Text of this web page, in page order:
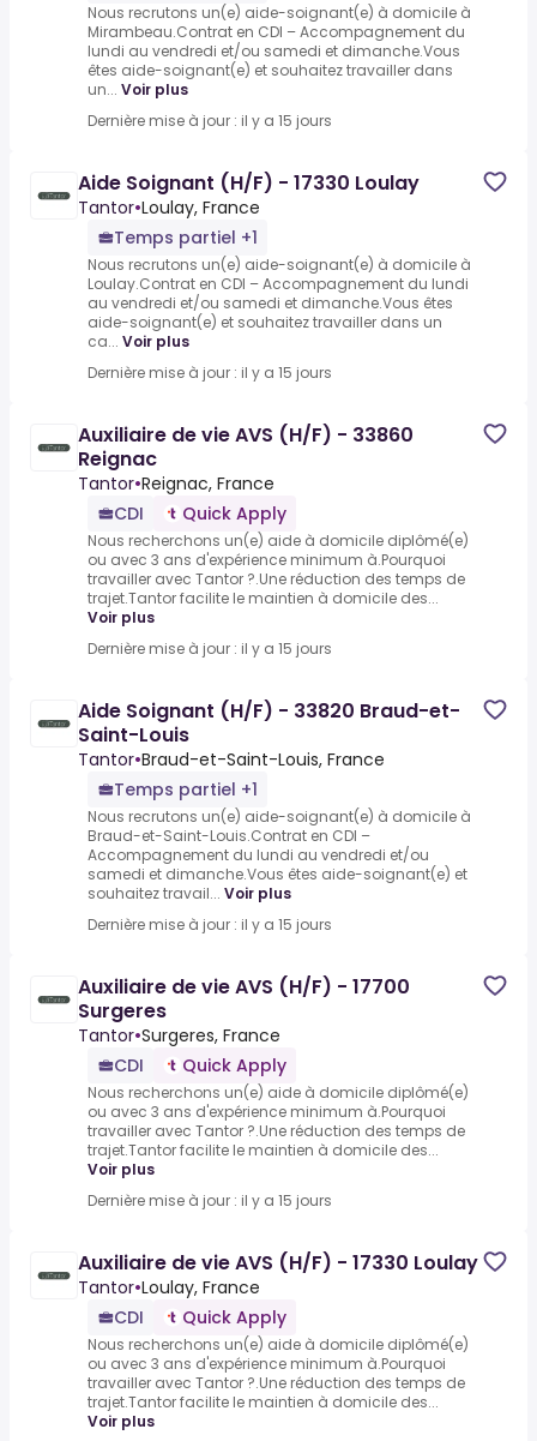
Nous recrutons un(e) aide-soignant(e) à domicile à
Mirambeau.Contrat en CDI – Accompagnement du
lundi au vendredi et/ou samedi et dimanche.Vous
êtes aide-soignant(e) et souhaitez travailler dans
un... Voir plus
Dernière mise à jour : il y a 15 jours
Aide Soignant (H/F) - 17330 Loulay
Tantor•Loulay, France
Temps partiel +1
Nous recrutons un(e) aide-soignant(e) à domicile à
Loulay.Contrat en CDI – Accompagnement du lundi
au vendredi et/ou samedi et dimanche.Vous êtes
aide-soignant(e) et souhaitez travailler dans un
ca... Voir plus
Dernière mise à jour : il y a 15 jours
Auxiliaire de vie AVS (H/F) - 33860
Reignac
Tantor•Reignac, France
CDI
Quick Apply
Nous recherchons un(e) aide à domicile diplômé(e)
ou avec 3 ans d'expérience minimum à.Pourquoi
travailler avec Tantor ?.Une réduction des temps de
trajet.Tantor facilite le maintien à domicile des...
Voir plus
Dernière mise à jour : il y a 15 jours
Aide Soignant (H/F) - 33820 Braud-et-
Saint-Louis
Tantor•Braud-et-Saint-Louis, France
Temps partiel +1
Nous recrutons un(e) aide-soignant(e) à domicile à
Braud-et-Saint-Louis.Contrat en CDI –
Accompagnement du lundi au vendredi et/ou
samedi et dimanche.Vous êtes aide-soignant(e) et
souhaitez travail... Voir plus
Dernière mise à jour : il y a 15 jours
Auxiliaire de vie AVS (H/F) - 17700
Surgeres
Tantor•Surgeres, France
CDI
Quick Apply
Nous recherchons un(e) aide à domicile diplômé(e)
ou avec 3 ans d'expérience minimum à.Pourquoi
travailler avec Tantor ?.Une réduction des temps de
trajet.Tantor facilite le maintien à domicile des...
Voir plus
Dernière mise à jour : il y a 15 jours
Auxiliaire de vie AVS (H/F) - 17330 Loulay
Tantor•Loulay, France
CDI
Quick Apply
Nous recherchons un(e) aide à domicile diplômé(e)
ou avec 3 ans d'expérience minimum à.Pourquoi
travailler avec Tantor ?.Une réduction des temps de
trajet.Tantor facilite le maintien à domicile des...
Voir plus